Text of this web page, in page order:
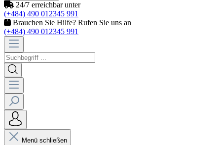
24/7 erreichbar unter
(+484) 490 012345 991
Brauchen Sie Hilfe? Rufen Sie uns an
(+484) 490 012345 991
Menü schließen